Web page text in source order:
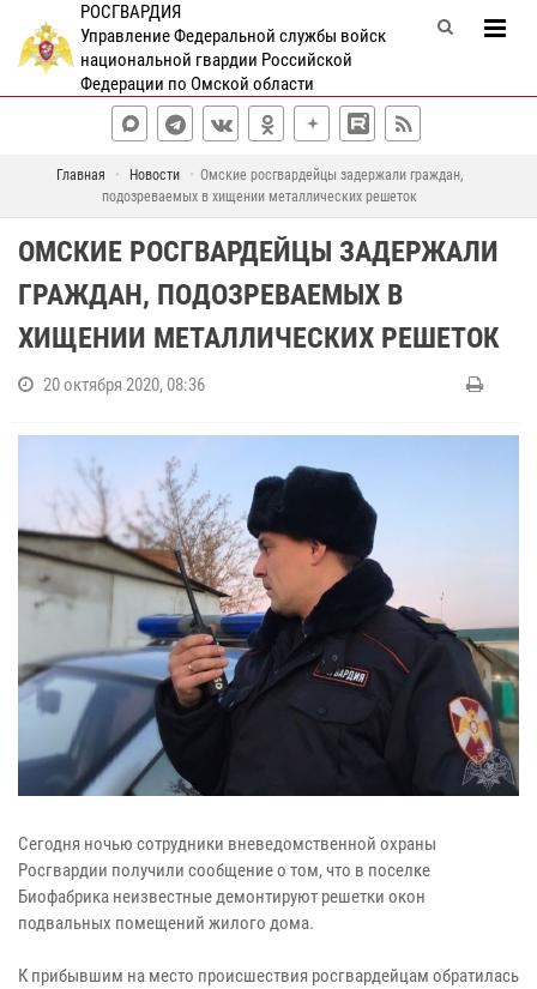
РОСГВАРДИЯ
Управление Федеральной службы войск
национальной гвардии Российской
Федерации по Омской области
Главная Новости
Омские росгвардейцы задержали граждан,
подозреваемых в хищении металлических решеток
ОМСКИЕ РОСГВАРДЕЙЦЫ ЗАДЕРЖАЛИ
ГРАЖДАН, ПОДОЗРЕВАЕМЫХ В
ХИЩЕНИИ МЕТАЛЛИЧЕСКИХ РЕШЕТОК
20 октября 2020, 08:36
Сегодня ночью сотрудники вневедомственной охраны
Росгвардии получили сообщение о том, что в поселке
Биофабрика неизвестные демонтируют решетки окон
подвальных помещений жилого дома.
К прибывшим на место происшествия росгвардейцам обратилась